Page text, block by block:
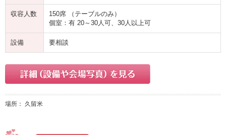
収容人数
150席 （テーブルのみ）
個室：有 20～30人可、30人以上可
設備 要相談
場所： 久留米